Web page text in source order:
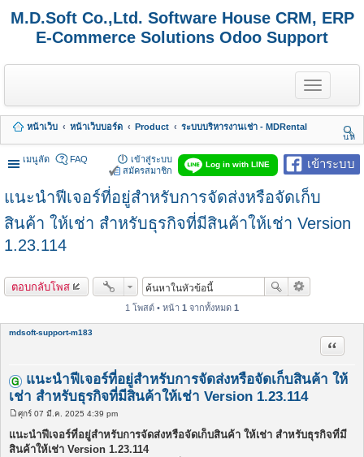
M.D.Soft Co.,Ltd. Software House CRM, ERP
E-Commerce Solutions Odoo Support
T
o
g
e
n
a
i
g
a
t
หน้าเว็บ หน้าเว็บบอร์ด Product
ระบบบริหารงานเช่า - MDRental
นห
า
เมนูลัด
เข้าระบบ
Log in with LINE
FAQ
เข้าสู่ระบบ
สมัครสมาชิก
แนะนำฟีเจอร์ที่อยู่สำหรับการจัดส่งหรือจัดเก็บ
สินค้า ให้เช่า สำหรับธุรกิจที่มีสินค้าให้เช่า Version
1.23.114
ตอบกลับโพส
1 โพสต์ • หน้า 1 จากทั้งหมด 1
mdsoft-support-m183
แนะนำฟีเจอร์ที่อยู่สำหรับการจัดส่งหรือจัดเก็บสินค้า ให้
เช่า สำหรับธุรกิจที่มีสินค้าให้เช่า Version 1.23.114
อ้างคำ
โ
พ
ส
ต์
ศุกร์ 07 มี.ค. 2025 4:39 pm
แนะนำฟีเจอร์ที่อยู่สำหรับการจัดส่งหรือจัดเก็บสินค้า ให้เช่า สำหรับธุรกิจที่มี
สินค้าให้เช่า Version 1.23.114